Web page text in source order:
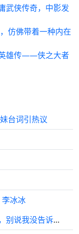
武侠传奇，中影发
仿佛带着一种内在
雄传——侠之大者
台词引热议
冰冰
演唱会作弊小技巧，雨伞秒变伸缩架，别说我没告诉你，赶紧去给我学！